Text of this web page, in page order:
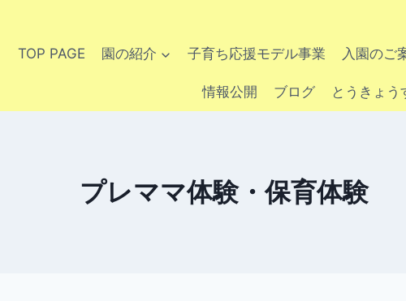
TOP PAGE 園の紹介 子育ち応援モデル事業 入園のご
情報公開 ブログ とうきょ
プレママ体験・保育体験